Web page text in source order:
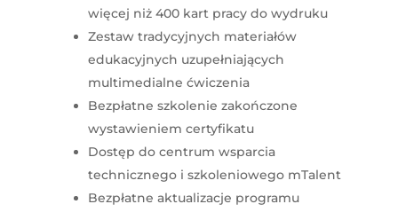
więcej niż 400 kart pracy do wydruku
Zestaw tradycyjnych materiałów
edukacyjnych uzupełniających
multimedialne ćwiczenia
Bezpłatne szkolenie zakończone
wystawieniem certyfikatu
Dostęp do centrum wsparcia
technicznego i szkoleniowego mTalent
Bezpłatne aktualizacje programu